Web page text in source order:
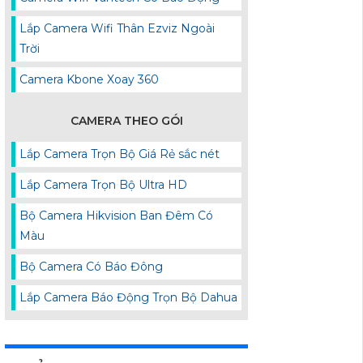
Lắp Camera Wifi Thân Ezviz Ngoài
Trời
Camera Kbone Xoay 360
CAMERA THEO GÓI
Lắp Camera Trọn Bộ Giá Rẻ sắc nét
Lắp Camera Trọn Bộ Ultra HD
Bộ Camera Hikvision Ban Đêm Có
Màu
Bộ Camera Có Báo Đông
Lắp Camera Báo Động Trọn Bộ Dahua